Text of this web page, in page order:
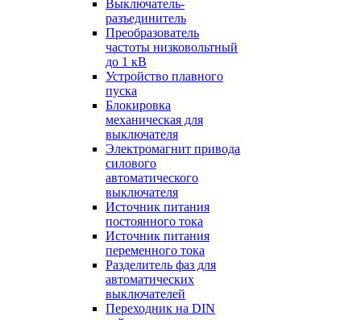
Выключатель-
разъединитель
Преобразователь
частоты низковольтный
до 1 кВ
Устройство плавного
пуска
Блокировка
механическая для
выключателя
Электромагнит привода
силового
автоматического
выключателя
Источник питания
постоянного тока
Источник питания
переменного тока
Разделитель фаз для
автоматических
выключателей
Переходник на DIN